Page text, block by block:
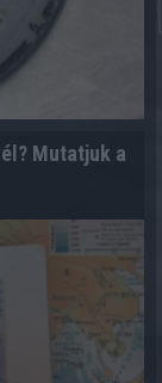
Mutatjuk a